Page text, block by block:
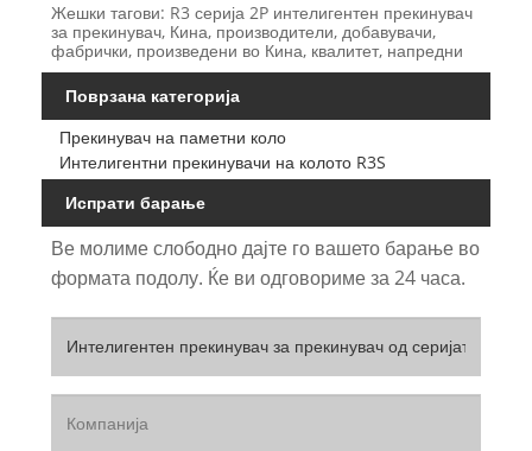
Жешки тагови: R3 серија 2P интелигентен прекинувач
за прекинувач, Кина, производители, добавувачи,
фабрички, произведени во Кина, квалитет, напредни
Поврзана категорија
Прекинувач на паметни коло
Интелигентни прекинувачи на колото R3S
Испрати барање
Ве молиме слободно дајте го вашето барање во
формата подолу. Ќе ви одговориме за 24 часа.